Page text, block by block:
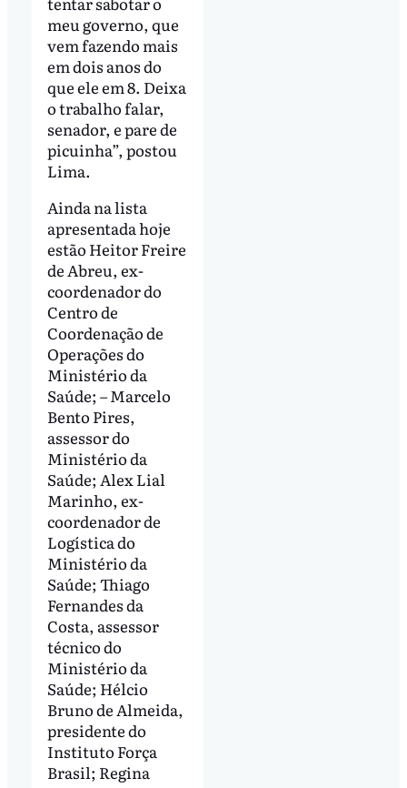
meu governo, que
vem fazendo mais
em dois anos do
que ele em 8. Deixa
o trabalho falar,
senador, e pare de
picuinha”, postou
Lima.
Ainda na lista
apresentada hoje
estão Heitor Freire
de Abreu, ex-
coordenador do
Centro de
Coordenação de
Operações do
Ministério da
Saúde; – Marcelo
Bento Pires,
assessor do
Ministério da
Saúde; Alex Lial
Marinho, ex-
coordenador de
Logística do
Ministério da
Saúde; Thiago
Fernandes da
Costa, assessor
técnico do
Ministério da
Saúde; Hélcio
Bruno de Almeida,
presidente do
Instituto Força
Brasil; Regina